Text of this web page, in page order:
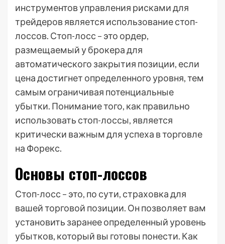
инструментов управления рисками для
трейдеров является использование стоп-
лоссов. Стоп-лосс – это ордер,
размещаемый у брокера для
автоматического закрытия позиции, если
цена достигнет определенного уровня, тем
самым ограничивая потенциальные
убытки. Понимание того, как правильно
использовать стоп-лоссы, является
критически важным для успеха в торговле
на Форекс.
Основы стоп-лоссов
Стоп-лосс – это, по сути, страховка для
вашей торговой позиции. Он позволяет вам
установить заранее определенный уровень
убытков, который вы готовы понести. Как